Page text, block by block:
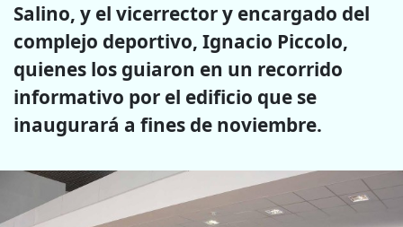
Salino, y el vicerrector y encargado del
complejo deportivo, Ignacio Piccolo,
quienes los guiaron en un recorrido
informativo por el edificio que se
inaugurará a fines de noviembre.